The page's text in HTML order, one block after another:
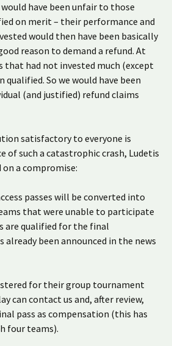
have been unfair to those
on merit – their performance and
would then have been basically
reason to demand a refund. At
that had not invested much (except
qualified. So we would have been
(and justified) refund claims
satisfactory to everyone is
of such a catastrophic crash, Ludetis
a compromise:
passes will be converted into
that were unable to participate
are qualified for the final
already been announced in the news
for their group tournament
can contact us and, after review,
pass as compensation (this has
four teams).